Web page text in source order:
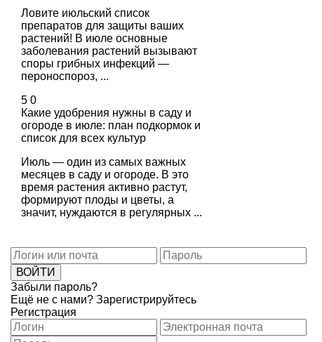
Ловите июльский список
препаратов для защиты ваших
растений! В июле основные
заболевания растений вызывают
споры грибных инфекций —
пероноспороз, ...
5 0
Какие удобрения нужны в саду и
огороде в июле: план подкормок и
список для всех культур
Июль — один из самых важных
месяцев в саду и огороде. В это
время растения активно растут,
формируют плоды и цветы, а
значит, нуждаются в регулярных ...
Забыли пароль?
Ещё не с нами? Зарегистрируйтесь
Регистрация